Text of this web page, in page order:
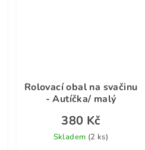
Rolovací obal na svačinu
- Autíčka/ malý
380 Kč
Skladem (2 ks)